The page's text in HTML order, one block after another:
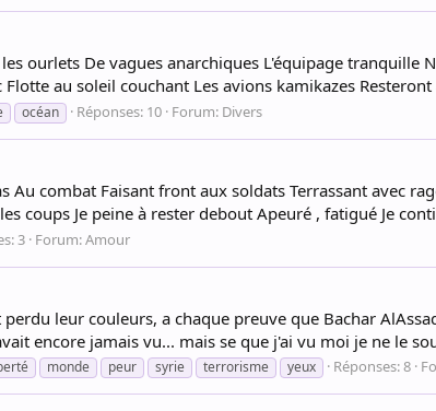
ourlets De vagues anarchiques L'équipage tranquille
au soleil couchant Les avions kamikazes
océan Réponses: 10 Forum: Divers
Au combat Faisant front aux soldats Terrassant avec
coups Je peine à rester debout Apeuré , fatigué Je
3 Forum:Amour
leur couleurs, a chaque preuve que Bachar
encore jamais vu... mais se que j'ai vu moi je ne le
monde peur syrie terrorisme yeux Réponses: 8